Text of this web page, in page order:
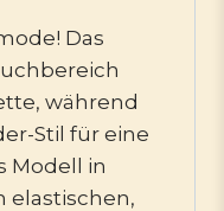
Das
während
Stil für eine
Modell in
elastischen,